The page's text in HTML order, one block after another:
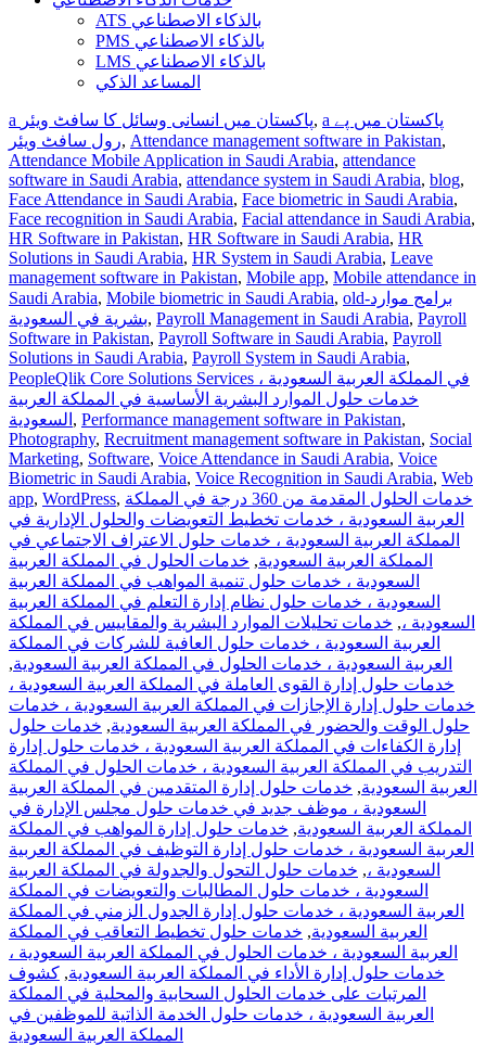
ATS بالذكاء الاصطناعي
PMS بالذكاء الاصطناعي
LMS بالذكاء الاصطناعي
المساعد الذكي
a پاکستان میں انسانی وسائل کا سافٹ ویئر, a پاکستان میں پے
رول سافٹ ویئر, Attendance management software in Pakistan,
Attendance Mobile Application in Saudi Arabia, attendance
software in Saudi Arabia, attendance system in Saudi Arabia, blog,
Face Attendance in Saudi Arabia, Face biometric in Saudi Arabia,
Face recognition in Saudi Arabia, Facial attendance in Saudi Arabia,
HR Software in Pakistan, HR Software in Saudi Arabia, HR
Solutions in Saudi Arabia, HR System in Saudi Arabia, Leave
management software in Pakistan, Mobile app, Mobile attendance in
Saudi Arabia, Mobile biometric in Saudi Arabia, old-برامج موارد
بشرية في السعودية, Payroll Management in Saudi Arabia, Payroll
Software in Pakistan, Payroll Software in Saudi Arabia, Payroll
Solutions in Saudi Arabia, Payroll System in Saudi Arabia,
PeopleQlik Core Solutions Services في المملكة العربية السعودية ،
خدمات حلول الموارد البشرية الأساسية في المملكة العربية
السعودية , Performance management software in Pakistan,
Photography, Recruitment management software in Pakistan, Social
Marketing, Software, Voice Attendance in Saudi Arabia, Voice
Biometric in Saudi Arabia, Voice Recognition in Saudi Arabia, Web
app, WordPress, خدمات الحلول المقدمة من 360 درجة في المملكة
العربية السعودية ، خدمات تخطيط التعويضات والحلول الإدارية في
المملكة العربية السعودية ، خدمات حلول الاعتراف الاجتماعي في
المملكة العربية السعودية, خدمات الحلول في المملكة العربية
السعودية ، خدمات حلول تنمية المواهب في المملكة العربية
السعودية ، خدمات حلول نظام إدارة التعلم في المملكة العربية
السعودية ،, خدمات تحليلات الموارد البشرية والمقاييس في المملكة
العربية السعودية ، خدمات حلول العافية للشركات في المملكة
العربية السعودية ، خدمات الحلول في المملكة العربية السعودية,
خدمات حلول إدارة القوى العاملة في المملكة العربية السعودية ،
خدمات حلول إدارة الإجازات في المملكة العربية السعودية ، خدمات
حلول الوقت والحضور في المملكة العربية السعودية, خدمات حلول
إدارة الكفاءات في المملكة العربية السعودية ، خدمات حلول إدارة
التدريب في المملكة العربية السعودية ، خدمات الحلول في المملكة
العربية السعودية, خدمات حلول إدارة المتقدمين في المملكة العربية
السعودية ، موظف جديد في خدمات حلول مجلس الإدارة في
المملكة العربية السعودية, خدمات حلول إدارة المواهب في المملكة
العربية السعودية ، خدمات حلول إدارة التوظيف في المملكة العربية
السعودية ،, خدمات حلول التحول والجدولة في المملكة العربية
السعودية ، خدمات حلول المطالبات والتعويضات في المملكة
العربية السعودية ، خدمات حلول إدارة الجدول الزمني في المملكة
العربية السعودية, خدمات حلول تخطيط التعاقب في المملكة
العربية السعودية ، خدمات الحلول في المملكة العربية السعودية ،
خدمات حلول إدارة الأداء في المملكة العربية السعودية, كشوف
المرتبات على خدمات الحلول السحابية والمحلية في المملكة
العربية السعودية ، خدمات حلول الخدمة الذاتية للموظفين في
المملكة العربية السعودية